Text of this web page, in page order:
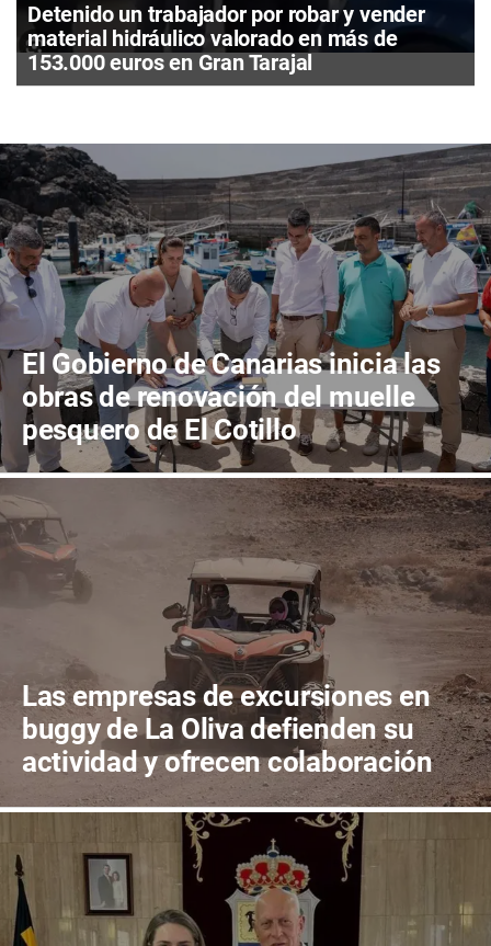
Detenido un trabajador por robar y vender
material hidráulico valorado en más de
153.000 euros en Gran Tarajal
El Gobierno de Canarias inicia las
obras de renovación del muelle
pesquero de El Cotillo
Las empresas de excursiones en
buggy de La Oliva defienden su
actividad y ofrecen colaboración
para proteger el territorio